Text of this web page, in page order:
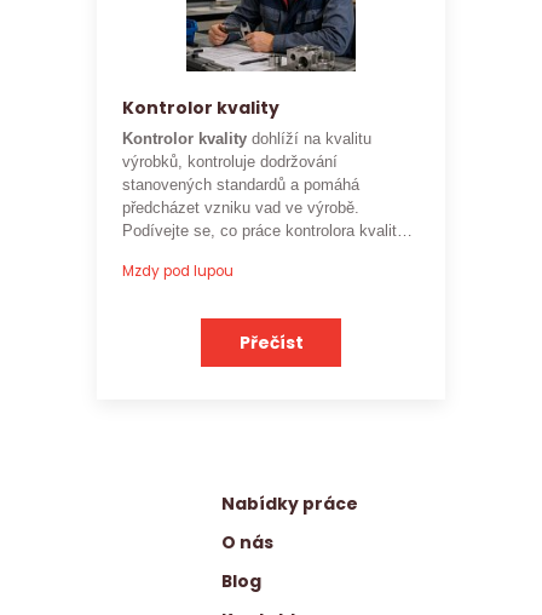
Kontrolor kvality
Kontrolor kvalitydohlíží na kvalitu
výrobků, kontroluje dodržování
stanovených standardů a pomáhá
předcházet vzniku vad ve výrobě.
Podívejte se, co práce kontrolora kvality
ohodnocení této profese
Mzdy pod lupou
Přečíst
Nabídky práce
O nás
Blog